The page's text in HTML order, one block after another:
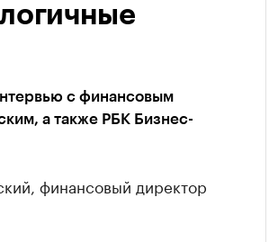
с финансовым
а также РБК Бизнес-
финансовый директор